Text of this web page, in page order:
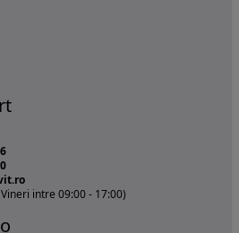
intre 09:00 - 17:00)